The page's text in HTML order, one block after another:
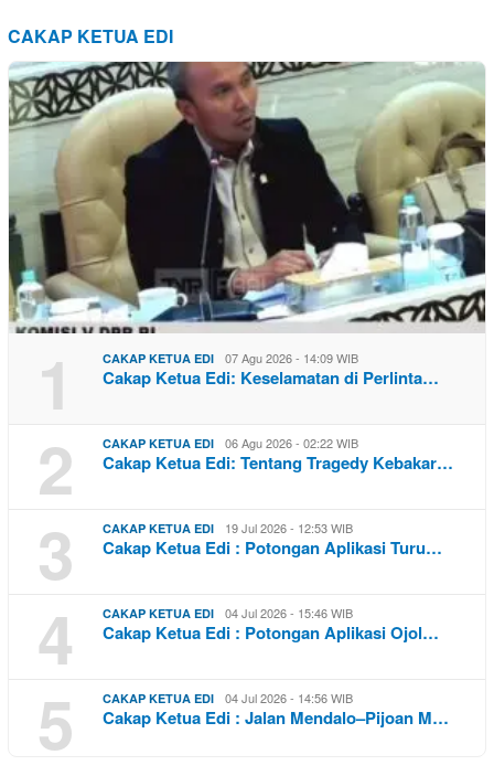
CAKAP KETUA EDI
1 CAKAP KETUA EDI 07 Agu 2026 - 14:09 WIB
Cakap Ketua Edi: Keselamatan di Perlinta…
2 CAKAP KETUA EDI 06 Agu 2026 - 02:22 WIB
Cakap Ketua Edi: Tentang Tragedy Kebakar…
3 CAKAP KETUA EDI 19 Jul 2026 - 12:53 WIB
Cakap Ketua Edi : Potongan Aplikasi Turu…
4 CAKAP KETUA EDI 04 Jul 2026 - 15:46 WIB
Cakap Ketua Edi : Potongan Aplikasi Ojol…
5 CAKAP KETUA EDI 04 Jul 2026 - 14:56 WIB
Cakap Ketua Edi : Jalan Mendalo–Pijoan M…